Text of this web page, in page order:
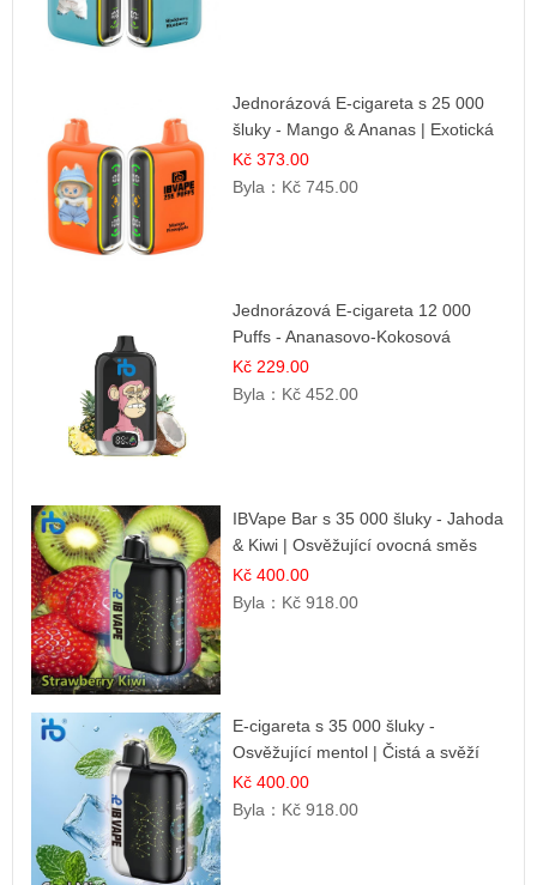
Jednorázová E-cigareta s 25 000
šluky - Mango & Ananas | Exotická
ovocná směs
Kč 373.00
Byla： Kč 745.00
Jednorázová E-cigareta 12 000
Puffs - Ananasovo-Kokosová
Zmrzlina | Tropický dezert
Kč 229.00
Byla： Kč 452.00
IBVape Bar s 35 000 šluky - Jahoda
& Kiwi | Osvěžující ovocná směs
Kč 400.00
Byla： Kč 918.00
E-cigareta s 35 000 šluky -
Osvěžující mentol | Čistá a svěží
chuť
Kč 400.00
Byla： Kč 918.00